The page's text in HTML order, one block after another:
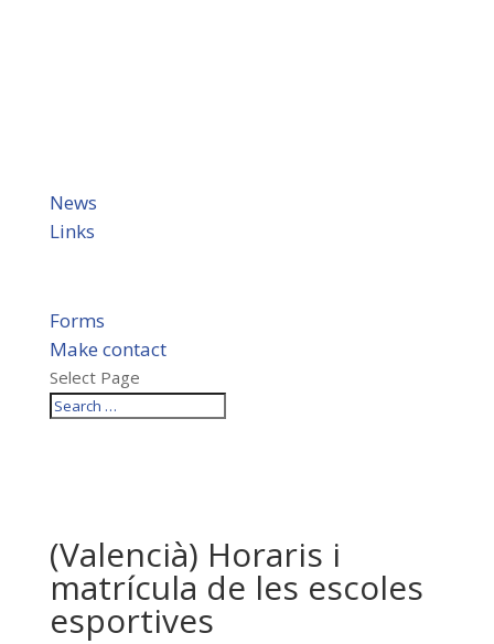
News
Links
Forms
Make contact
Select Page
(Valencià) Horaris i
matrícula de les escoles
esportives